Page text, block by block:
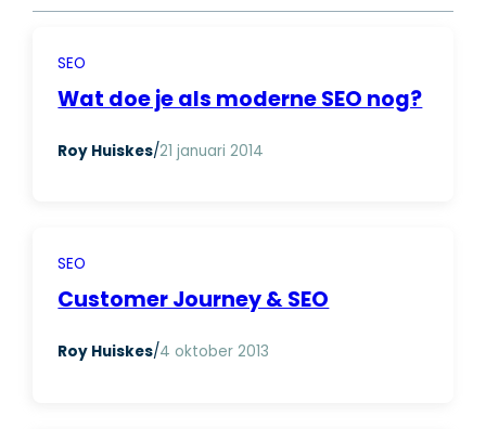
SEO
Wat doe je als moderne SEO nog?
Roy Huiskes/21 januari 2014
SEO
Customer Journey & SEO
Roy Huiskes/4 oktober 2013